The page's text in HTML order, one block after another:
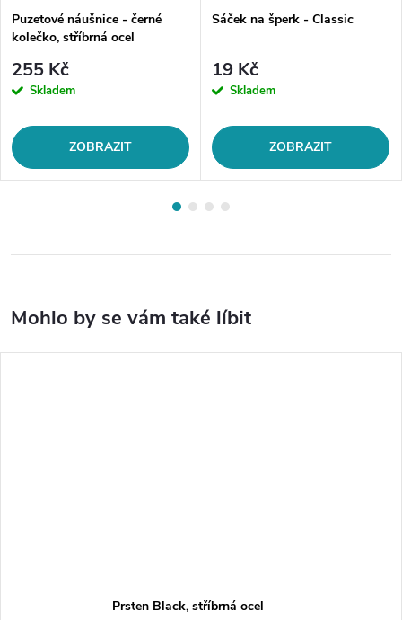
Puzetové náušnice - černé
kolečko, stříbrná ocel
255 Kč
Skladem
ZOBRAZIT
Sáček na šperk - Classic
19 Kč
Skladem
ZOBRAZIT
Prsten Black, stříbrná ocel